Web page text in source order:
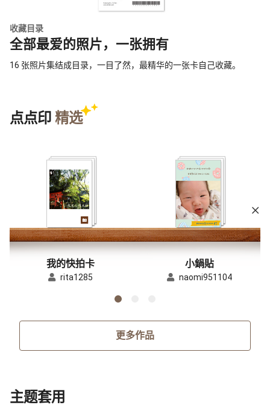
收藏目录
全部最爱的照片，一张拥有
16 张照片集结成目录，一目了然，最精华的一张卡自己收藏。
点点印 精选
我的快拍卡
rita1285
小鍋貼
naomi951104
更多作品
主题套用